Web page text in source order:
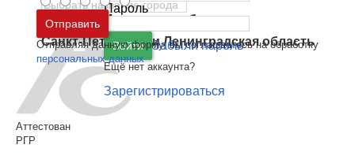
Москва и
Московская область
Санкт-Петербург иЛенинградская область
Пароль
Войти Забыли пароль
Ещё нет аккаунта?
Зарегистрироваться
Аттестован
РГР
Отправить
Отправляя данную форму, вы соглашаетесь на обработку
персональных данных